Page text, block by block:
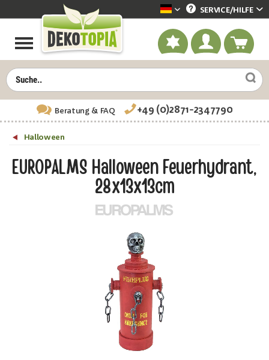
Dekotopia deutsch
SERVICE/HILFE
Beratung& FAQ +49 (0)2871-2347790
Halloween
EUROPALMS Halloween Feuerhydrant,
28x13x13cm